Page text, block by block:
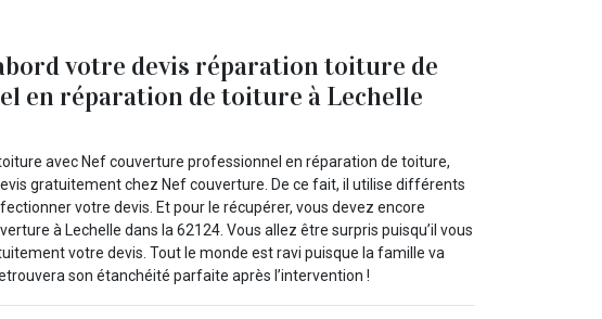
votre devis réparation toiture de
en réparation de toiture à Lechelle
avec Nef couverture professionnel en réparation de toiture,
gratuitement chez Nef couverture. De ce fait, il utilise différents
votre devis. Et pour le récupérer, vous devez encore
à Lechelle dans la 62124. Vous allez être surpris puisqu’il vous
votre devis. Tout le monde est ravi puisque la famille va
son étanchéité parfaite après l’intervention !